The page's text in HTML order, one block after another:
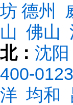
坊 德州
山 佛山
北： 沈阳
400-
洋 均和